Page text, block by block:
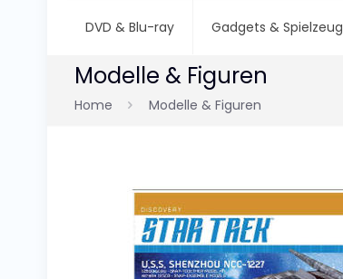
DVD & Blu-ray Gadgets & Spielzeug
Modelle & Figuren
Home Modelle & Figuren